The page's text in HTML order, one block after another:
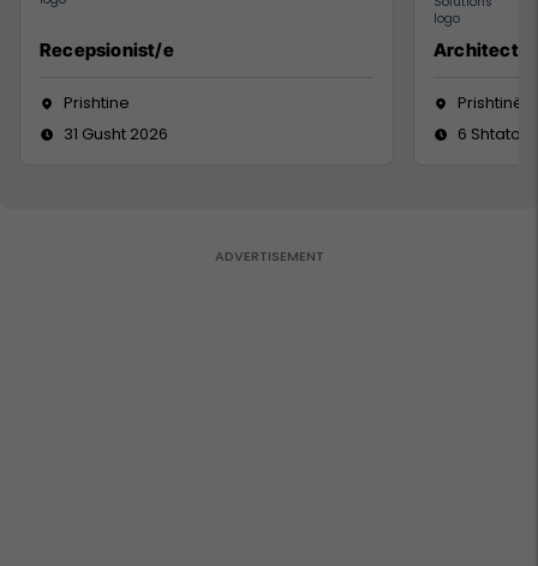
Recepsionist/e
Prishtine
31 Gusht 2026
Architect
Prishtinë
6 Shtator